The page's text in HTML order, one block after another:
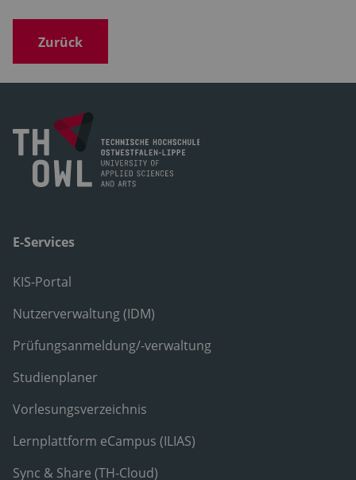
Zurück
E-Services
KIS-Portal
Nutzerverwaltung (IDM)
Prüfungsanmeldung/-verwaltung
Studienplaner
Vorlesungsverzeichnis
Lernplattform eCampus (ILIAS)
Sync & Share (TH-Cloud)